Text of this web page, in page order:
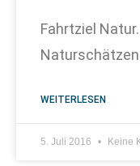
Fahrtziel
WEITERLESEN
5. Juli 2016 Keine